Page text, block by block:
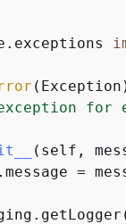
( Exception
for
( self,
=